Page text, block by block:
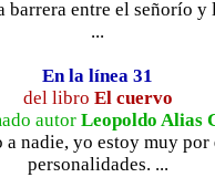
barrera entre el señorío y
...
En la línea 31
del libro El cuervo
autor Leopoldo Alias
nadie, yo estoy muy por
personalidades. ...